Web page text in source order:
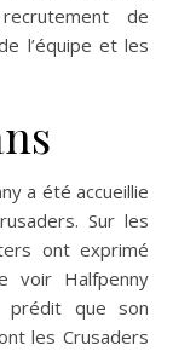
de
l’équipe et les
a été accueillie
Sur les
ont exprimé
voir Halfpenny
prédit que son
les Crusaders